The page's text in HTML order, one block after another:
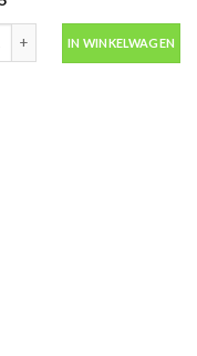
spuitbus 400ml aantal
Kompakt 44562 groen
IN WINKELWAGEN